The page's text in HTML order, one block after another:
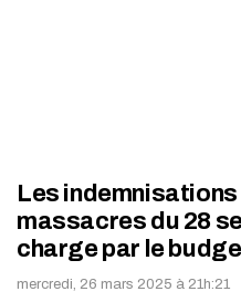
Les
massacres du 28
charge par le
mercredi, 26 mars 2025 à 21h:21